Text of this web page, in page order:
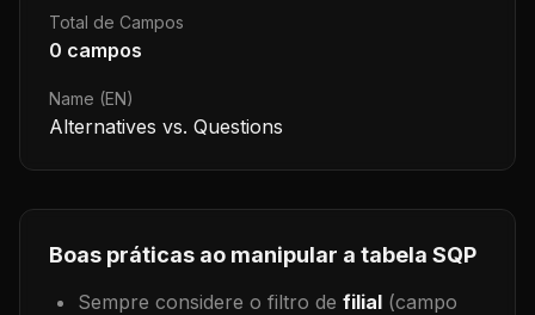
Total de Campos
0 campos
Name (EN)
Alternatives vs. Questions
Boas práticas ao manipular a tabela SQP
Sempre considere o filtro de filial (campo